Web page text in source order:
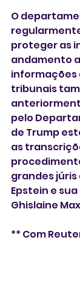
O
proteger as
andamento
informações
tribunais
pelo
de Trump
as
grandes
Epstein e
Ghislaine
** Com